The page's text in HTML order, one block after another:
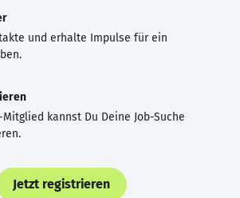
und erhalte Impulse für ein
kannst Du Deine Job-Suche
Jetzt registrieren